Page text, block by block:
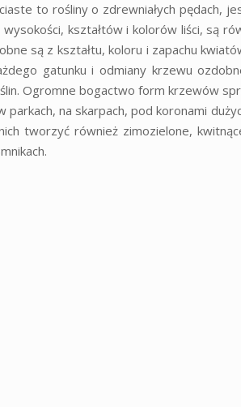
to rośliny o zdrewniałych pędach,
kształtów i kolorów liści, są
są z kształtu, koloru i zapachu
gatunku i odmiany krzewu
Ogromne bogactwo form krzewów
na skarpach, pod koronami
tworzyć również zimozielone,